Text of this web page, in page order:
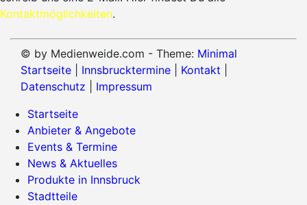
Kontaktmöglichkeiten.
© by Medienweide.com - Theme: Minimal
Startseite
Innsbrucktermine Kontakt
Datenschutz
Impressum
Startseite
Anbieter & Angebote
Events & Termine
News & Aktuelles
Produkte in Innsbruck
Stadtteile